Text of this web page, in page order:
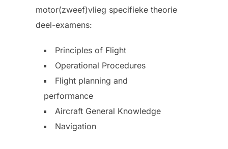
motor(zweef)vlieg specifieke theorie
deel-examens:
Principles of Flight
Operational Procedures
Flight planning and
performance
Aircraft General Knowledge
Navigation